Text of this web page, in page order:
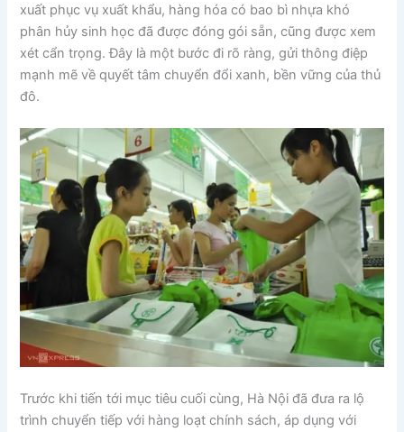
xuất phục vụ xuất khẩu, hàng hóa có bao bì nhựa khó
phân hủy sinh học đã được đóng gói sẵn, cũng được xem
xét cẩn trọng. Đây là một bước đi rõ ràng, gửi thông điệp
mạnh mẽ về quyết tâm chuyển đổi xanh, bền vững của thủ
đô.
Trước khi tiến tới mục tiêu cuối cùng, Hà Nội đã đưa ra lộ
trình chuyển tiếp với hàng loạt chính sách, áp dụng với